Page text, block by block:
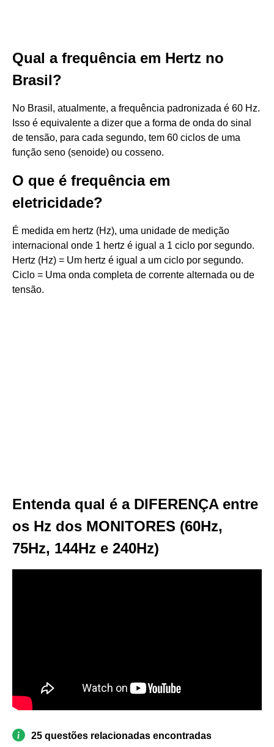
Qual a frequência em Hertz no
Brasil?
No Brasil, atualmente, a frequência padronizada é 60 Hz.
Isso é equivalente a dizer que a forma de onda do sinal
de tensão, para cada segundo, tem 60 ciclos de uma
função seno (senoide) ou cosseno.
O que é frequência em
eletricidade?
É medida em hertz (Hz), uma unidade de medição
internacional onde 1 hertz é igual a 1 ciclo por segundo.
Hertz (Hz) = Um hertz é igual a um ciclo por segundo.
Ciclo = Uma onda completa de corrente alternada ou de
tensão.
Entenda qual é a DIFERENÇA entre
os Hz dos MONITORES (60Hz,
75Hz, 144Hz e 240Hz)
25 questões relacionadas encontradas